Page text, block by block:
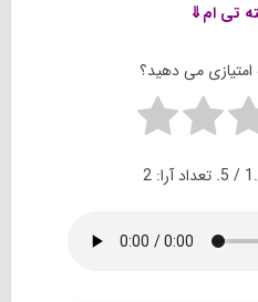
تی ام⇓
می دهید؟
/ 5. تعداد آرا: 2